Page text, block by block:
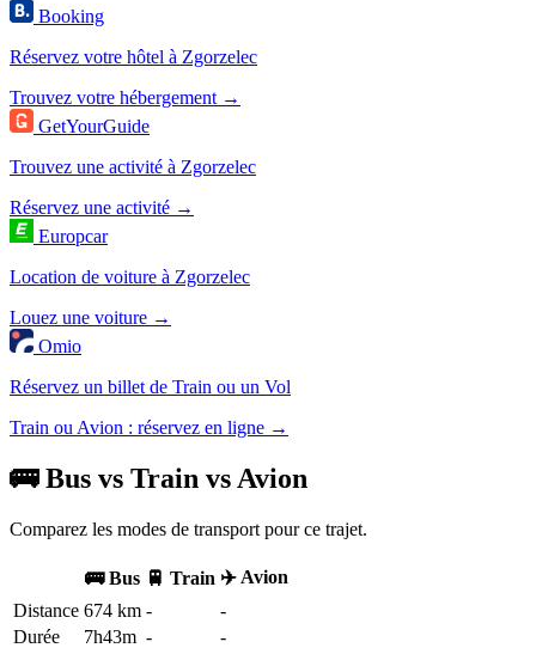
Booking
Réservez votre hôtel à Zgorzelec
Trouvez votre hébergement →
GetYourGuide
Trouvez une activité à Zgorzelec
Réservez une activité →
Europcar
Location de voiture à Zgorzelec
Louez une voiture →
Omio
Réservez un billet de Train ou un Vol
Train ou Avion : réservez en ligne →
🚌 Bus vs Train vs Avion
Comparez les modes de transport pour ce trajet.
🚌 Bus 🚆 Train ✈️ Avion
Distance 674 km -
-
Durée
7h43m -
-